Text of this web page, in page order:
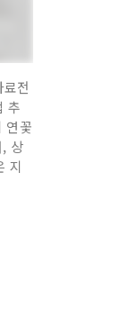
전
추
연꽃
상
지